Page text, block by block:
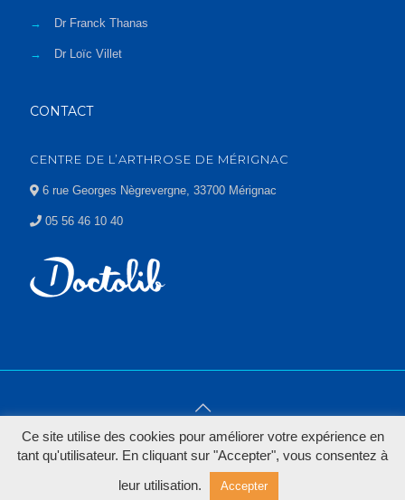
→ Dr Franck Thanas
→ Dr Loïc Villet
CONTACT
CENTRE DE L’ARTHROSE DE MÉRIGNAC
6 rue Georges Nègrevergne, 33700 Mérignac
05 56 46 10 40
© 2022 Le centre de la prothèse hanche & genou -
Mentions
Ce site utilise des cookies pour améliorer votre expérience en
tant qu'utilisateur. En cliquant sur "Accepter", vous consentez à
leur utilisation.
Accepter